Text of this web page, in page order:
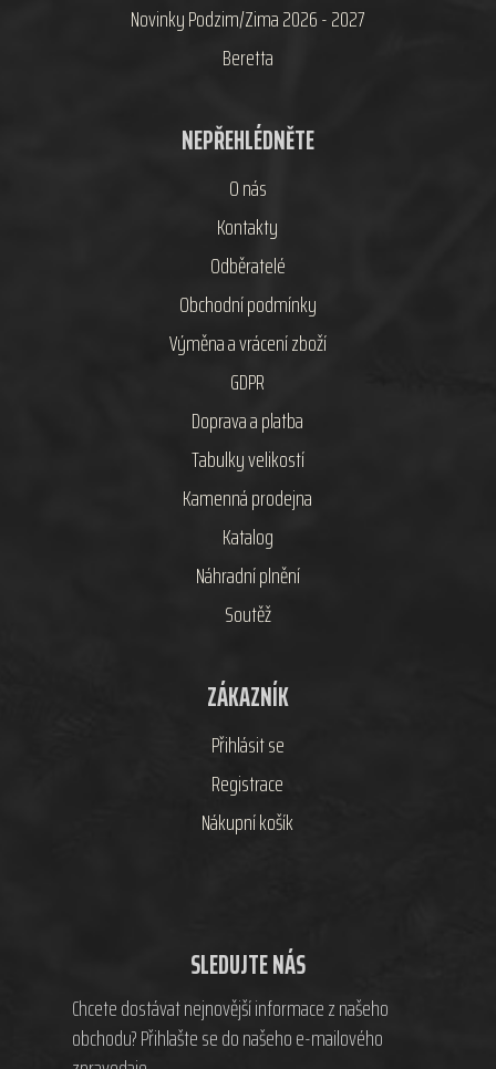
Novinky Podzim/Zima 2026 - 2027
Beretta
NEPŘEHLÉDNĚTE
O nás
Kontakty
Odběratelé
Obchodní podmínky
Výměna a vrácení zboží
GDPR
Doprava a platba
Tabulky velikostí
Kamenná prodejna
Katalog
Náhradní plnění
Soutěž
ZÁKAZNÍK
Přihlásit se
Registrace
Nákupní košík
SLEDUJTE NÁS
Chcete dostávat nejnovější informace z našeho
obchodu? Přihlašte se do našeho e-mailového